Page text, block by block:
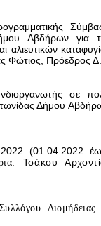
Αβδήρων για
Φώτιος, Πρόεδρος
σε
Δήμου
2022 (01.04.2022
Τσάκου